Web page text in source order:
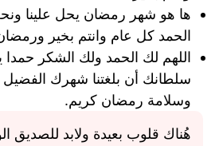
ها هو شهر رمضان يحل علينا
الحمد كل عام وانتم بخير
اللهم لك الحمد ولك الشكر حمدا
سلطانك أن بلغتنا شهرك
وسلامة رمضان كريم.
هُناك قلوب بعيدة ولابد للصديق